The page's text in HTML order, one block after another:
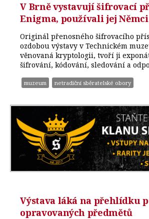
V Brně vystavují šifrovací
Enigma, používali jej
Originál přenosného šifrovacího
ozdobou výstavy v Technickém
věnovaná kryptologii, tvoří ji
šifrování, kódování, sledování a
muzeum netradiční sběratelské obory
Výstava láká na přehlídku
opravovaných předmětů